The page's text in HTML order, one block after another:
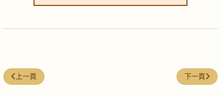
上一篇文章: 黑豆首烏牛肉湯
上一頁 下一篇文章
下一頁